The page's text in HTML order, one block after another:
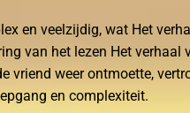
en veelzijdig, wat Het
van het lezen Het verhaal
vriend weer ontmoette,
en complexiteit.